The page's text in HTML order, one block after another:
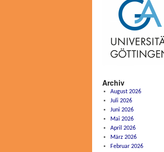
Archiv
August 2026
Juli 2026
Juni 2026
Mai 2026
April 2026
März 2026
Februar 2026